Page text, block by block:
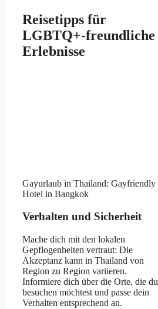
Reisetipps für
LGBTQ+-freundliche
Erlebnisse
Gayurlaub in Thailand: Gayfriendly
Hotel in Bangkok
Verhalten und Sicherheit
Mache dich mit den lokalen
Gepflogenheiten vertraut: Die
Akzeptanz kann in Thailand von
Region zu Region variieren.
Informiere dich über die Orte, die du
besuchen möchtest und passe dein
Verhalten entsprechend an.